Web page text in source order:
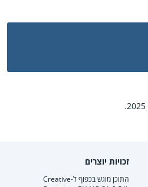
זכויות יוצרים
התוכן מוגש בכפוף ל-Creative